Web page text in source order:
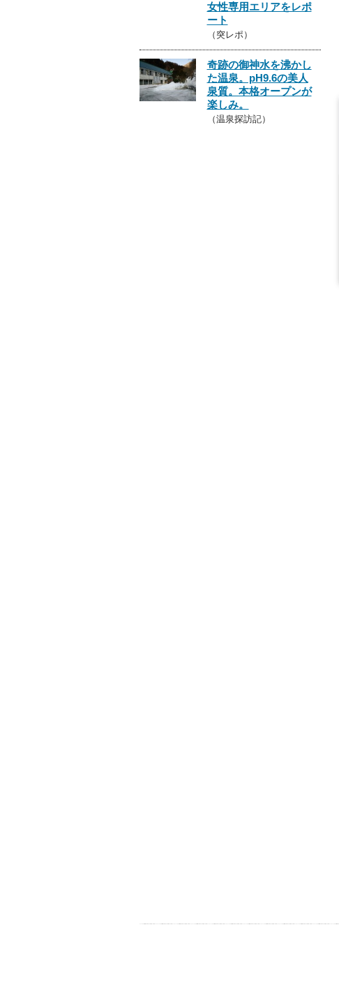
女性専用エリアをレポ
ート
（突レポ）
奇跡の御神水を沸かし
た温泉。pH9.6の美人
泉質。本格オープンが
楽しみ。
（温泉探訪記）